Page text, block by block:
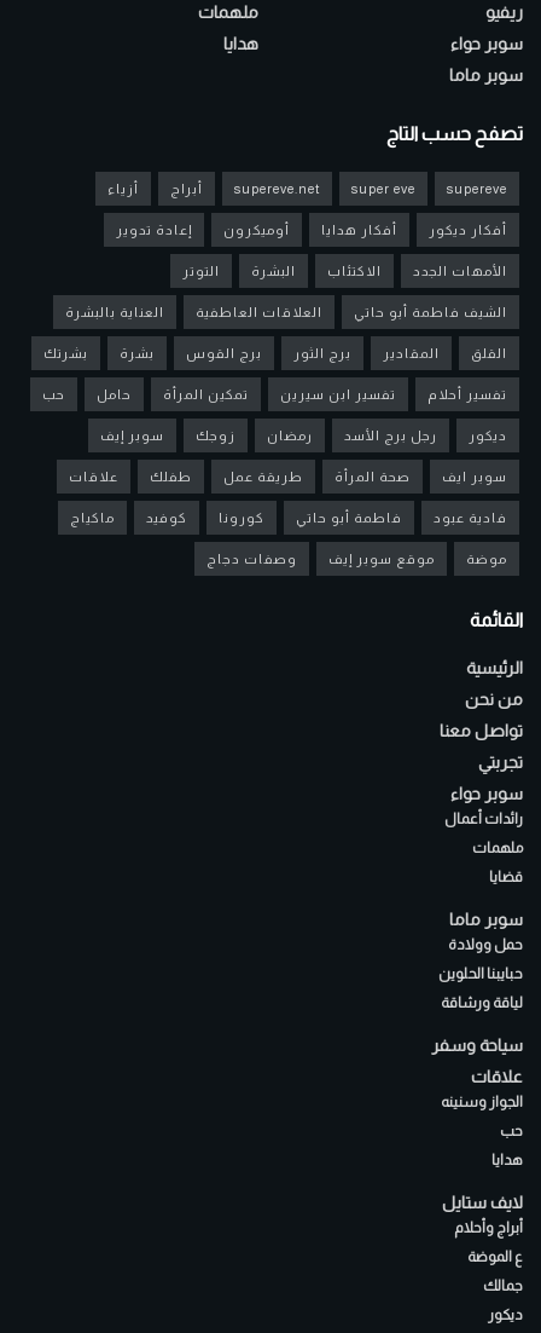
ريفيو
سوبر حواء
سوبر ماما
ملهمات
هدايا
تصفح حسب التاج
supereve
super eve
supereve.net أبراج أزياء
أفكار ديكور أفكار هدايا أوميكرون إعادة تدوير
الأمهات الجدد الاكتئاب البشرة التوتر
الشيف فاطمة أبو حاتي العلاقات العاطفية العناية بالبشرة
القلق المقادير برج الثور برج القوس بشرة بشرتك
تفسير أحلام تفسير ابن سيرين تمكين المرأة حامل حب
ديكور رجل برج الأسد رمضان زوجك سوبر إيف
سوبر ايف صحة المرأة طريقة عمل طفلك علاقات
فادية عبود فاطمة أبو حاتي كورونا كوفيد ماكياج
موضة موقع سوبر إيف وصفات دجاج
القائمة
الرئيسية
من نحن
تواصل معنا
تجربتي
سوبر حواء
رائدات أعمال
ملهمات
قضايا
سوبر ماما
حمل وولادة
حبايبنا الحلوين
لياقة ورشاقة
سياحة وسفر
علاقات
الجواز وسنينه
حب
هدايا
لايف ستايل
أبراج وأحلام
ع الموضة
جمالك
ديكور